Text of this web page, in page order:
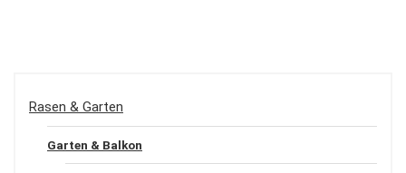
Rasen & Garten
Garten & Balkon